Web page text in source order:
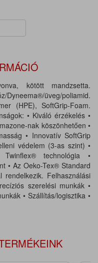
kötött mandzsetta.
üveg/poliamid.
(HPE), SoftGrip-Foam.
• Kiváló érzékelés •
nak köszönhetően •
• Innovatív SoftGrip
védelem (3-as szint) •
Twinflex® technológia •
• Az Oeko-Tex® Standard
rendelkezik. Felhasználási
szerelési munkák •
• Szállítás/logisztika •